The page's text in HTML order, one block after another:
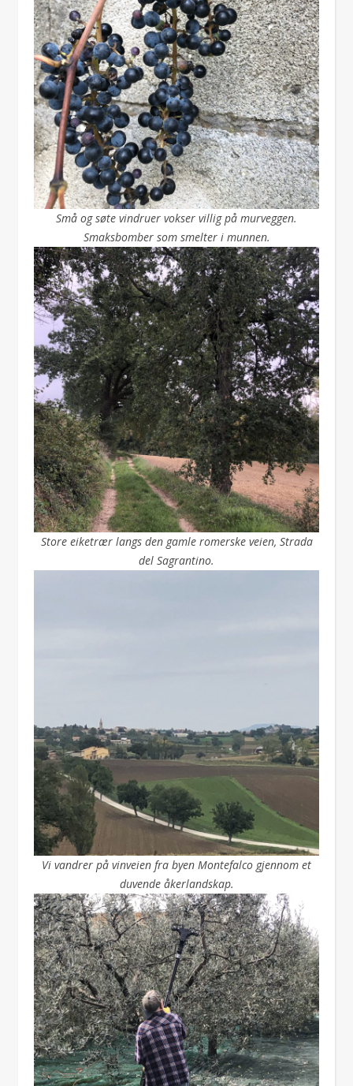
Små og søte vindruer vokser villig på murveggen.
Smaksbomber som smelter i munnen.
Store eiketrær langs den gamle romerske veien, Strada
del Sagrantino.
Vi vandrer på vinveien fra byen Montefalco gjennom et
duvende åkerlandskap.